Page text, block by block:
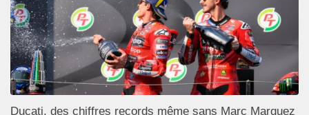
Ducati, des chiffres records même sans Marc Marquez